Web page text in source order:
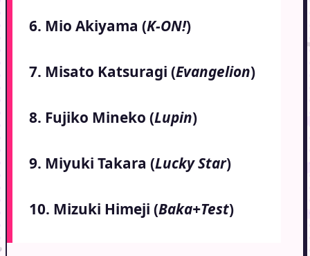
6. Mio Akiyama (K-ON!)
7. Misato Katsuragi (Evangelion)
8. Fujiko Mineko (Lupin)
9. Miyuki Takara (Lucky Star)
10. Mizuki Himeji (Baka+Test)